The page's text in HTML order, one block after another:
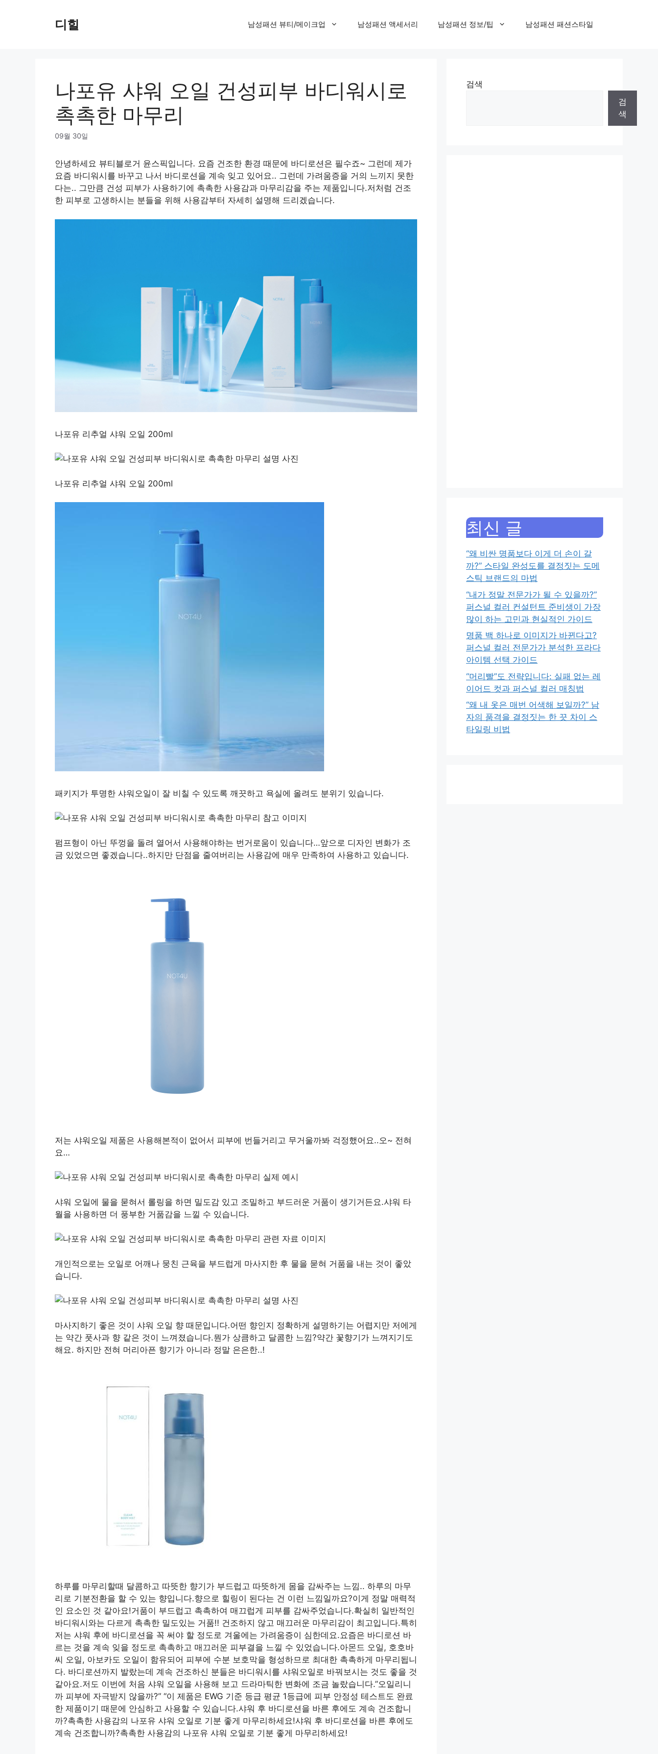
디힐 남성패션 뷰티/메이크업 남성패션 액세서리 남성패션 정보/팁 남성패션 패션스타일
나포유 샤워 오일 건성피부 바디워시로
촉촉한 마무리
09월 30일
안녕하세요 뷰티블로거 윤스픽입니다. 요즘 건조한 환경 때문에 바디로션은 필수죠~ 그런데 제가
요즘 바디워시를 바꾸고 나서 바디로션을 계속 잊고 있어요.. 그런데 가려움증을 거의 느끼지 못한
다는.. 그만큼 건성 피부가 사용하기에 촉촉한 사용감과 마무리감을 주는 제품입니다.저처럼 건조
한 피부로 고생하시는 분들을 위해 사용감부터 자세히 설명해 드리겠습니다.
나포유 리추얼 샤워 오일 200ml
나포유 리추얼 샤워 오일 200ml
패키지가 투명한 샤워오일이 잘 비칠 수 있도록 깨끗하고 욕실에 올려도 분위기 있습니다.
펌프형이 아닌 뚜껑을 돌려 열어서 사용해야하는 번거로움이 있습니다…앞으로 디자인 변화가 조
금 있었으면 좋겠습니다..하지만 단점을 줄여버리는 사용감에 매우 만족하여 사용하고 있습니다.
저는 샤워오일 제품은 사용해본적이 없어서 피부에 번들거리고 무거울까봐 걱정했어요..오~ 전혀
요…
샤워 오일에 물을 묻혀서 롤링을 하면 밀도감 있고 조밀하고 부드러운 거품이 생기거든요.샤워 타
월을 사용하면 더 풍부한 거품감을 느낄 수 있습니다.
개인적으로는 오일로 어깨나 뭉친 근육을 부드럽게 마사지한 후 물을 묻혀 거품을 내는 것이 좋았
습니다.
마사지하기 좋은 것이 샤워 오일 향 때문입니다.어떤 향인지 정확하게 설명하기는 어렵지만 저에게
는 약간 풋사과 향 같은 것이 느껴졌습니다.뭔가 상큼하고 달콤한 느낌?약간 꽃향기가 느껴지기도
해요. 하지만 전혀 머리아픈 향기가 아니라 정말 은은한..!
하루를 마무리할때 달콤하고 따뜻한 향기가 부드럽고 따뜻하게 몸을 감싸주는 느낌.. 하루의 마무
리로 기분전환을 할 수 있는 향입니다.향으로 힐링이 된다는 건 이런 느낌일까요?이게 정말 매력적
인 요소인 것 같아요!거품이 부드럽고 촉촉하여 매끄럽게 피부를 감싸주었습니다.확실히 일반적인
바디워시와는 다르게 촉촉한 밀도있는 거품!! 건조하지 않고 매끄러운 마무리감이 최고입니다.특히
저는 샤워 후에 바디로션을 꼭 써야 할 정도로 겨울에는 가려움증이 심한데요.요즘은 바디로션 바
르는 것을 계속 잊을 정도로 촉촉하고 매끄러운 피부결을 느낄 수 있었습니다.아몬드 오일, 호호바
씨 오일, 아보카도 오일이 함유되어 피부에 수분 보호막을 형성하므로 최대한 촉촉하게 마무리됩니
다. 바디로션까지 발랐는데 계속 건조하신 분들은 바디워시를 샤워오일로 바꿔보시는 것도 좋을 것
같아요.저도 이번에 처음 샤워 오일을 사용해 보고 드라마틱한 변화에 조금 놀랐습니다.”오일리니
까 피부에 자극받지 않을까?” “이 제품은 EWG 기준 등급 평균 1등급에 피부 안정성 테스트도 완료
한 제품이기 때문에 안심하고 사용할 수 있습니다.샤워 후 바디로션을 바른 후에도 계속 건조합니
까?촉촉한 사용감의 나포유 샤워 오일로 기분 좋게 마무리하세요!샤워 후 바디로션을 바른 후에도
계속 건조합니까?촉촉한 사용감의 나포유 샤워 오일로 기분 좋게 마무리하세요!
검색
검
색
최신 글
“왜 비싼 명품보다 이게 더 손이 갈
까?” 스타일 완성도를 결정짓는 도메
스틱 브랜드의 마법
“내가 정말 전문가가 될 수 있을까?”
퍼스널 컬러 컨설턴트 준비생이 가장
많이 하는 고민과 현실적인 가이드
명품 백 하나로 이미지가 바뀐다고?
퍼스널 컬러 전문가가 분석한 프라다
아이템 선택 가이드
“머리빨”도 전략입니다: 실패 없는 레
이어드 컷과 퍼스널 컬러 매칭법
“왜 내 옷은 매번 어색해 보일까?” 남
자의 품격을 결정짓는 한 끗 차이 스
타일링 비법